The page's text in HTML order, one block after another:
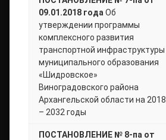
09.01.2018 года Об
утверждении программы
комплексного развития
транспортной инфраструктуры
муниципального образования
«Шидровское»
Виноградовского района
Архангельской области на 2018
– 2032 годы
ПОСТАНОВЛЕНИЕ № 8-па от